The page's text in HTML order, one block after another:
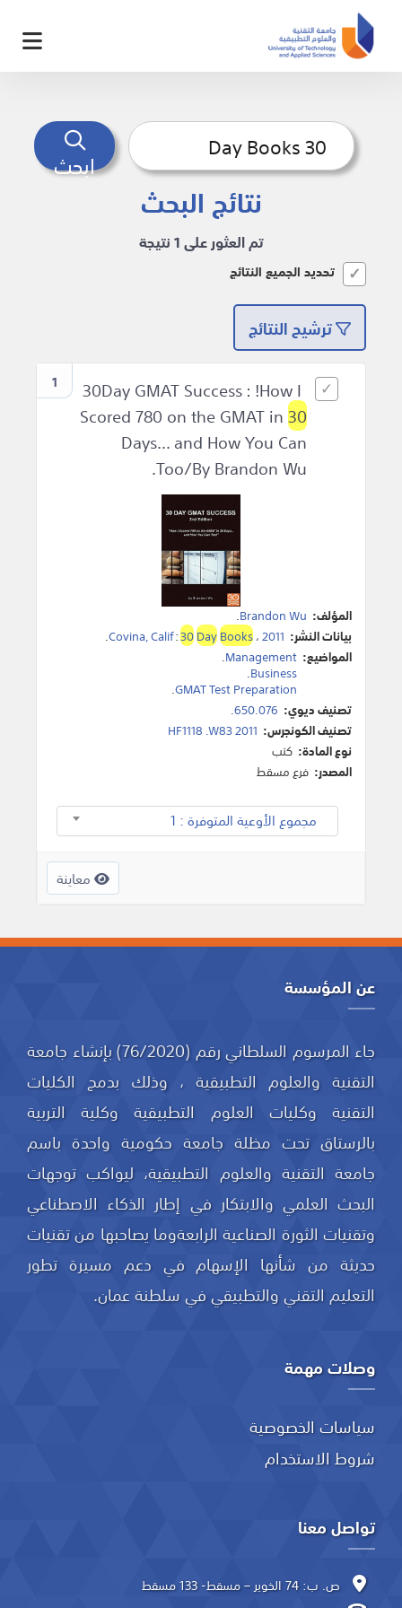
ابحث
نتائج البحث
تم العثور على 1 نتيجة
تحديد الجميع النتائج
ترشيح النتائج
1
30Day GMAT Success : !How I
Scored 780 on the GMAT in30
Days... and How You Can
Too/By Brandon Wu.
المؤلف: Brandon Wu
.
بيانات النشر:
Covina, Calif:30DayBooks،2011
.
المواضيع: Management
.
Business
.
GMAT Test Preparation
.
تصنيف ديوي: 650.076.
تصنيف الكونجرس: HF1118 .W83 2011
نوع المادة: كتب
المصدر: فرع مسقط
مجموع الأوعية المتوفرة : 1
معاينة
عن المؤسسة
جاء المرسوم السلطاني رقم (76/2020) بإنشاء جامعة
التقنية والعلوم التطبيقية ، وذلك بدمج الكليات
التقنية وكليات العلوم التطبيقية وكلية التربية
بالرستاق تحت مظلة جامعة حكومية واحدة باسم
جامعة التقنية والعلوم التطبيقية، ليواكب توجهات
البحث العلمي والابتكار في إطار الذكاء الاصطناعي
وتقنيات الثورة الصناعية الرابعةوما يصاحبها من تقنيات
حديثة من شأنها الإسهام في دعم مسيرة تطور
التعليم التقني والتطبيقي في سلطنة عمان.
وصلات مهمة
سياسات الخصوصية
شروط الاستخدام
تواصل معنا
ص. ب: 74 الخوير – مسقط- 133 مسقط